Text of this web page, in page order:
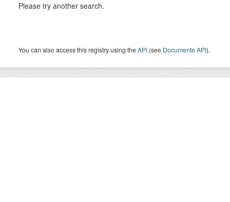
Please try another search.
You can also access this registry using theAPI (see Documente API).